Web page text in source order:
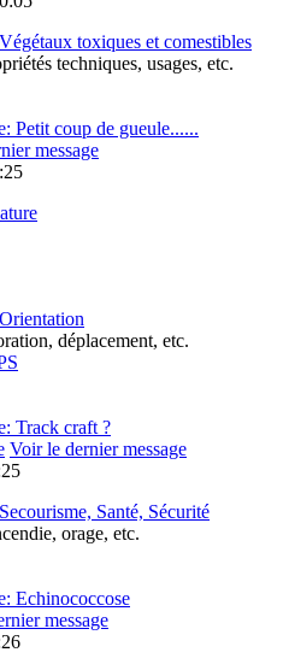
Végétaux toxiques et comestibles
techniques, usages, etc.
Petit coup de gueule......
message
Orientation
déplacement, etc.
Track craft ?
Voir le dernier message
Secourisme, Santé, Sécurité
orage, etc.
Echinococcose
message